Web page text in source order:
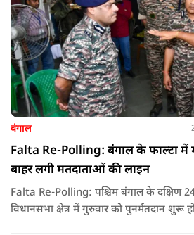
बंगाल
Falta Re-Polling: बंगाल के फाल्टा में
बाहर लगी मतदाताओं की लाइन
Falta Re-Polling: पश्चिम बंगाल के दक्षिण
विधानसभा क्षेत्र में गुरुवार को पुनर्मतदान शुरू